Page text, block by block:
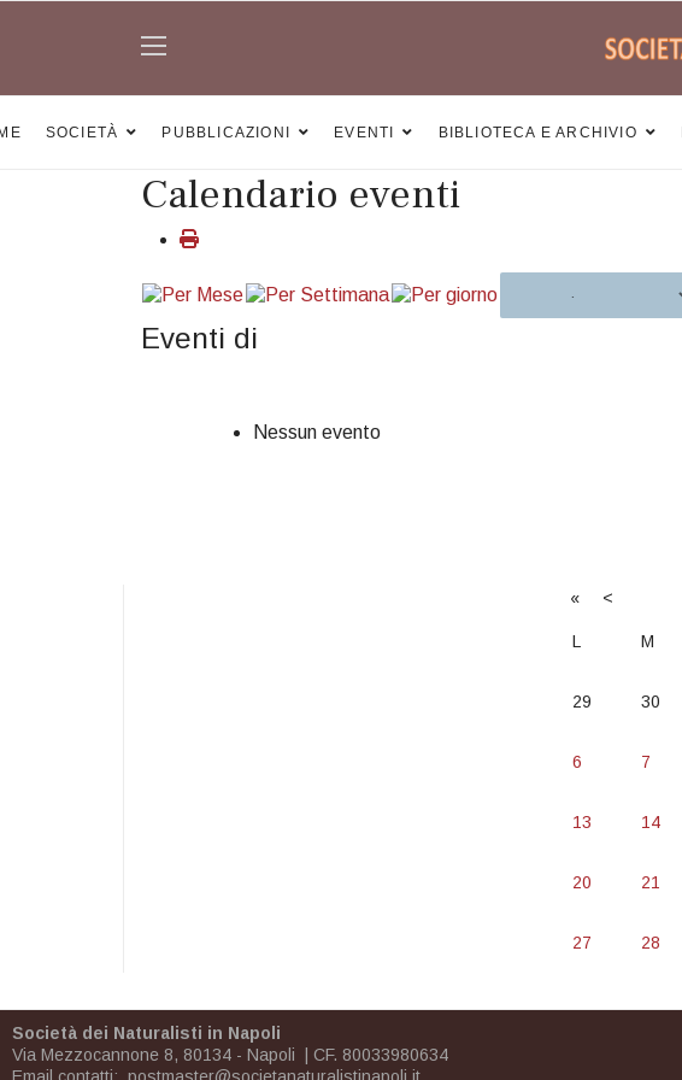
SOCIETÀ PUBBLICAZIONI EVENTI BIBLIOTECA E ARCHIVIO
Calendario eventi
Eventi di
Nessun evento
« <
L M
29 30
6 7
13 14
20 21
27 28
Società dei Naturalisti in Napoli
Via Mezzocannone 8, 80134 - Napoli | CF. 80033980634